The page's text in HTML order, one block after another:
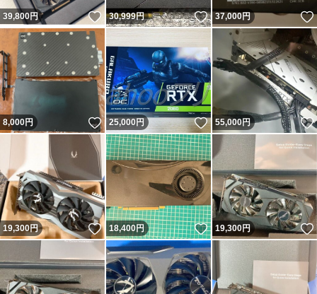
39,800円 いいね！
30,999円 いいね！
37,000円
8,000円 いいね！
25,000円 いいね！
55,000円
19,300円 いいね！
18,400円 いいね！
19,300円